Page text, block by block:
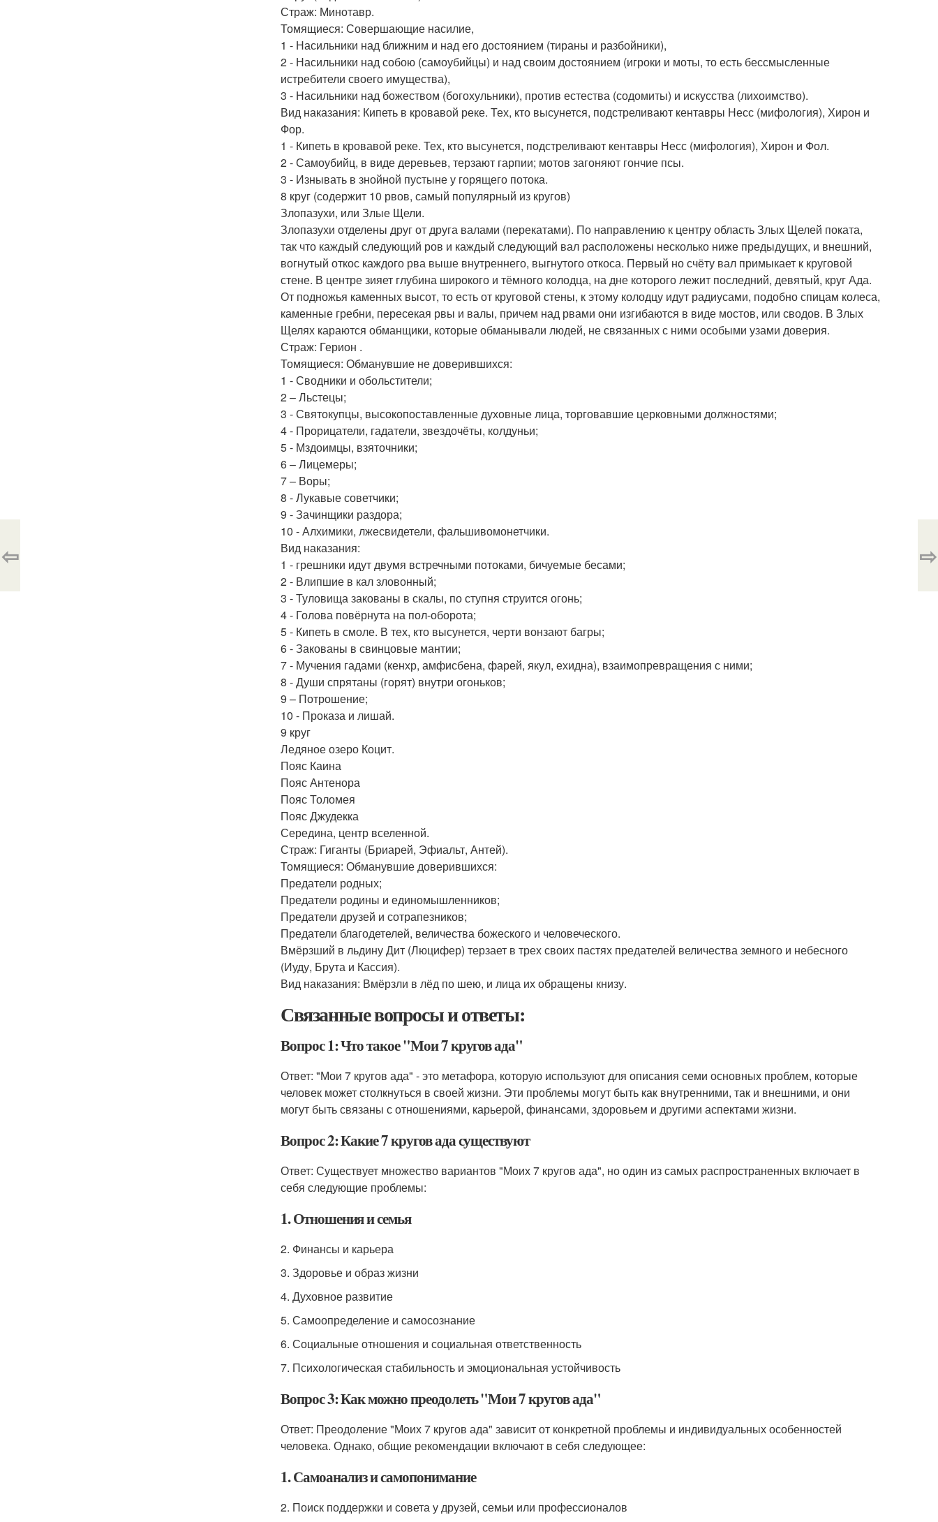
Страж: Минотавр.
Томящиеся: Совершающие насилие,
1 - Насильники над ближним и над его достоянием (тираны и разбойники),
2 - Насильники над собою (самоубийцы) и над своим достоянием (игроки и моты, то есть бессмысленные
истребители своего имущества),
3 - Насильники над божеством (богохульники), против естества (содомиты) и искусства (лихоимство).
Вид наказания: Кипеть в кровавой реке. Тех, кто высунется, подстреливают кентавры Несс (мифология), Хирон и
Фор.
1 - Кипеть в кровавой реке. Тех, кто высунется, подстреливают кентавры Несс (мифология), Хирон и Фол.
2 - Самоубийц, в виде деревьев, терзают гарпии; мотов загоняют гончие псы.
3 - Изнывать в знойной пустыне у горящего потока.
8 круг (содержит 10 рвов, самый популярный из кругов)
Злопазухи, или Злые Щели.
Злопазухи отделены друг от друга валами (перекатами). По направлению к центру область Злых Щелей поката,
так что каждый следующий ров и каждый следующий вал расположены несколько ниже предыдущих, и внешний,
вогнутый откос каждого рва выше внутреннего, выгнутого откоса. Первый но счёту вал примыкает к круговой
стене. В центре зияет глубина широкого и тёмного колодца, на дне которого лежит последний, девятый, круг Ада.
От подножья каменных высот, то есть от круговой стены, к этому колодцу идут радиусами, подобно спицам колеса,
каменные гребни, пересекая рвы и валы, причем над рвами они изгибаются в виде мостов, или сводов. В Злых
Щелях караются обманщики, которые обманывали людей, не связанных с ними особыми узами доверия.
Страж: Герион .
Томящиеся: Обманувшие не доверившихся:
1 - Сводники и обольстители;
2 – Льстецы;
3 - Святокупцы, высокопоставленные духовные лица, торговавшие церковными должностями;
4 - Прорицатели, гадатели, звездочёты, колдуньи;
5 - Мздоимцы, взяточники;
6 – Лицемеры;
7 – Воры;
8 - Лукавые советчики;
9 - Зачинщики раздора;
10 - Алхимики, лжесвидетели, фальшивомонетчики.
Вид наказания:
1 - грешники идут двумя встречными потоками, бичуемые бесами;
2 - Влипшие в кал зловонный;
3 - Туловища закованы в скалы, по ступня струится огонь;
4 - Голова повёрнута на пол-оборота;
5 - Кипеть в смоле. В тех, кто высунется, черти вонзают багры;
6 - Закованы в свинцовые мантии;
7 - Мучения гадами (кенхр, амфисбена, фарей, якул, ехидна), взаимопревращения с ними;
8 - Души спрятаны (горят) внутри огоньков;
9 – Потрошение;
10 - Проказа и лишай.
9 круг
Ледяное озеро Коцит.
Пояс Каина
Пояс Антенора
Пояс Толомея
Пояс Джудекка
Середина, центр вселенной.
Страж: Гиганты (Бриарей, Эфиальт, Антей).
Томящиеся: Обманувшие доверившихся:
Предатели родных;
Предатели родины и единомышленников;
Предатели друзей и сотрапезников;
Предатели благодетелей, величества божеского и человеческого.
Вмёрзший в льдину Дит (Люцифер) терзает в трех своих пастях предателей величества земного и небесного
(Иуду, Брута и Кассия).
Вид наказания: Вмёрзли в лёд по шею, и лица их обращены книзу.
Связанные вопросы и ответы:
Вопрос 1: Что такое "Мои 7 кругов ада"
Ответ: "Мои 7 кругов ада" - это метафора, которую используют для описания семи основных проблем, которые
человек может столкнуться в своей жизни. Эти проблемы могут быть как внутренними, так и внешними, и они
могут быть связаны с отношениями, карьерой, финансами, здоровьем и другими аспектами жизни.
Вопрос 2: Какие 7 кругов ада существуют
Ответ: Существует множество вариантов "Моих 7 кругов ада", но один из самых распространенных включает в
себя следующие проблемы:
1. Отношения и семья
2. Финансы и карьера
3. Здоровье и образ жизни
4. Духовное развитие
5. Самоопределение и самосознание
6. Социальные отношения и социальная ответственность
7. Психологическая стабильность и эмоциональная устойчивость
Вопрос 3: Как можно преодолеть "Мои 7 кругов ада"
Ответ: Преодоление "Моих 7 кругов ада" зависит от конкретной проблемы и индивидуальных особенностей
человека. Однако, общие рекомендации включают в себя следующее:
1. Самоанализ и самопонимание
2. Поиск поддержки и совета у друзей, семьи или профессионалов
⇦ ⇨